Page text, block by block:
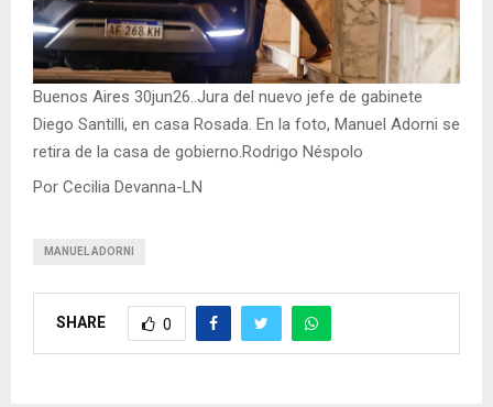
Buenos Aires 30jun26..Jura del nuevo jefe de gabinete
Diego Santilli, en casa Rosada. En la foto, Manuel Adorni se
retira de la casa de gobierno.Rodrigo Néspolo
Por Cecilia Devanna-LN
MANUEL ADORNI
SHARE 0